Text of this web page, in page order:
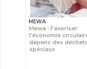
MEWA
Mewa : Favoriser
l’économie
dépens des déchets
spéciaux